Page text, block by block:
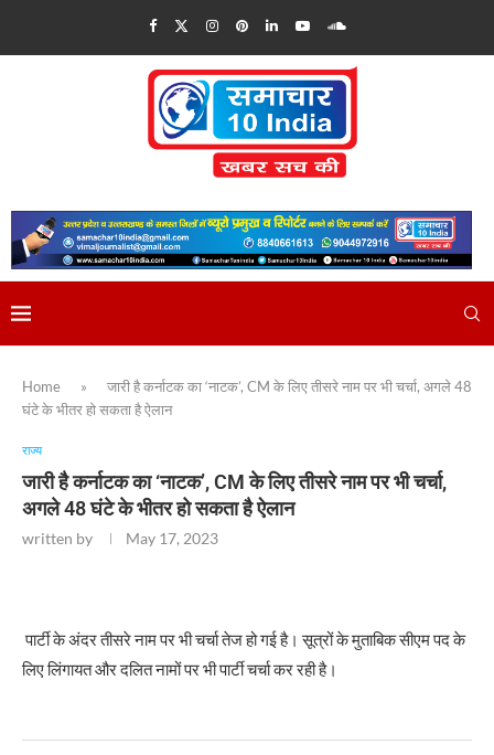
Home »
जारी है कर्नाटक का ‘नाटक’, CM के लिए तीसरे नाम पर भी चर्चा, अगले 48
घंटे के भीतर हो सकता है ऐलान
राज्य
जारी है कर्नाटक का ‘नाटक’, CM के लिए तीसरे नाम पर भी चर्चा,
अगले 48 घंटे के भीतर हो सकता है ऐलान
written by May 17, 2023
पार्टी के अंदर तीसरे नाम पर भी चर्चा तेज हो गई है। सूत्रों के मुताबिक सीएम पद के
लिए लिंगायत और दलित नामों पर भी पार्टी चर्चा कर रही है।